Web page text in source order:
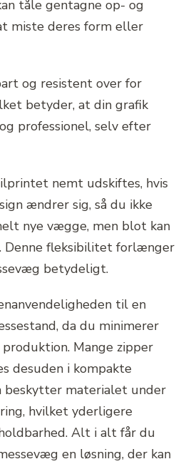
tåle gentagne op- og
miste deres form eller
og resistent over for
betyder, at din grafik
professionel, selv efter
nemt udskiftes, hvis
ændrer sig, så du ikke
nye vægge, men blot kan
fleksibilitet forlænger
betydeligt.
til en
da du minimerer
Mange zipper
desuden i kompakte
beskytter materialet under
hvilket yderligere
Alt i alt får du
en løsning, der kan